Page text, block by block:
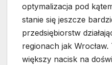
optymalizacja pod
stanie się jeszcze
przedsiębiorstw
regionach jak
większy nacisk na